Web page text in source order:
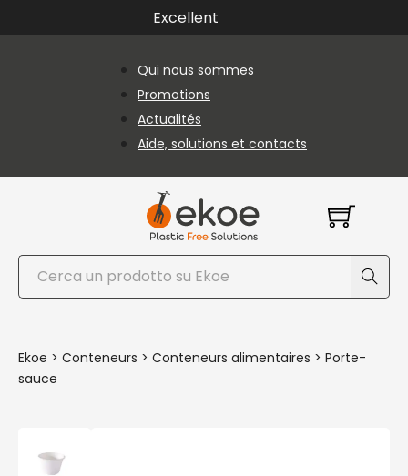
Passer au contenu principal
Passer au pied de page
Excellent
Qui nous sommes
Promotions
Actualités
Aide, solutions et contacts
Rechercher
Ekoe > Conteneurs > Conteneurs alimentaires > Porte-
sauce